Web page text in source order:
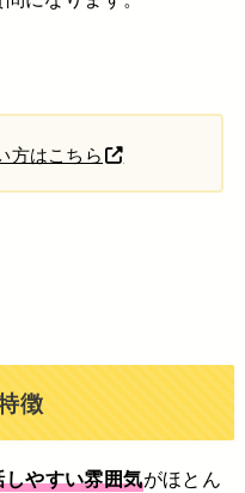
方はこちら
徴
やすい雰囲気がほとん